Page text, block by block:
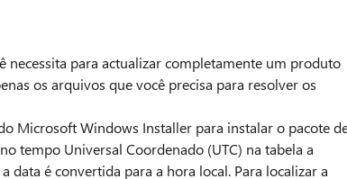
necessita para actualizar completamente um produto
os arquivos que você precisa para resolver os
Microsoft Windows Installer para instalar o pacote
tempo Universal Coordenado (UTC) na tabela a
data é convertida para a hora local. Para localizar a